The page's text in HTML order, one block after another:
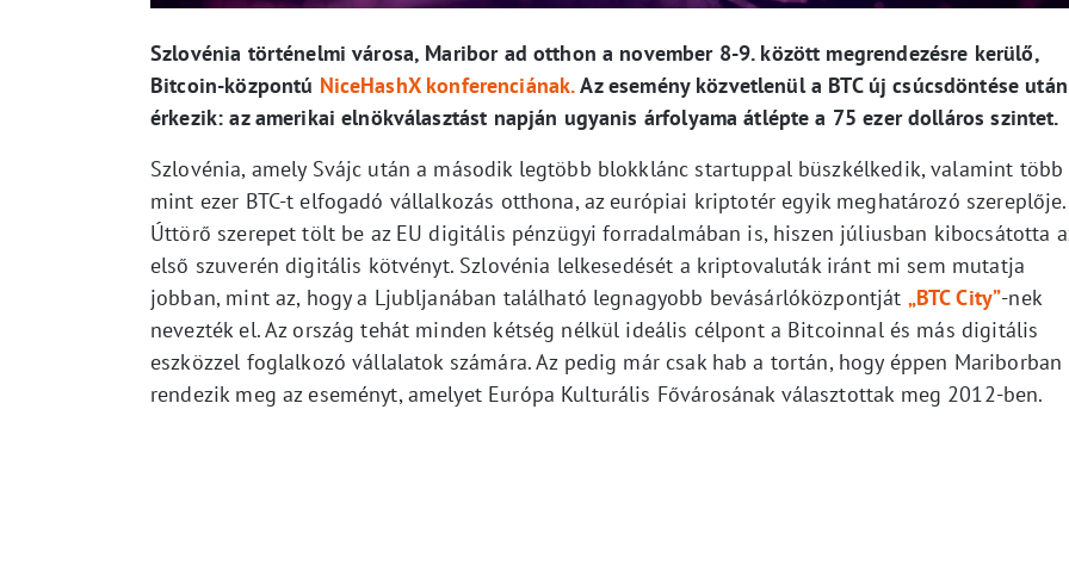
Szlovénia történelmi városa, Maribor ad otthon a november 8-9. között megrendezésre kerülő,
Bitcoin-központú NiceHashX konferenciának.Az esemény közvetlenül a BTC új csúcsdöntése után
érkezik: az amerikai elnökválasztást napján ugyanis árfolyama átlépte a 75 ezer dolláros szintet.
Szlovénia, amely Svájc után a második legtöbb blokklánc startuppal büszkélkedik, valamint több
mint ezer BTC-t elfogadó vállalkozás otthona, az európiai kriptotér egyik meghatározó szereplője.
Úttörő szerepet tölt be az EU digitális pénzügyi forradalmában is, hiszen júliusban kibocsátotta
első szuverén digitális kötvényt. Szlovénia lelkesedését a kriptovaluták iránt mi sem mutatja
jobban, mint az, hogy a Ljubljanában található legnagyobb bevásárlóközpontját „BTC City”-nek
nevezték el. Az ország tehát minden kétség nélkül ideális célpont a Bitcoinnal és más digitális
eszközzel foglalkozó vállalatok számára. Az pedig már csak hab a tortán, hogy éppen Mariborban
rendezik meg az eseményt, amelyet Európa Kulturális Fővárosának választottak meg 2012-ben.